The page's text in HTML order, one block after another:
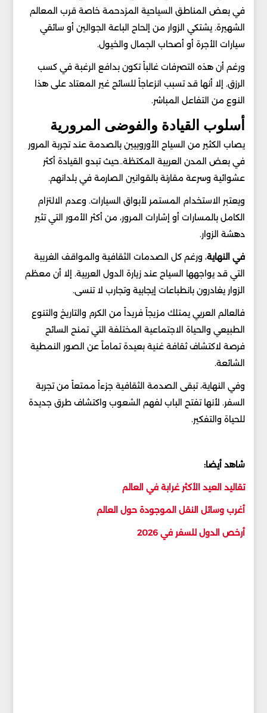
في بعض المناطق السياحية المزدحمة خاصة قرب المعالم
الشهيرة. يشتكي الزوار من إلحاح الباعة الجوالين أو سائقي
سيارات الأجرة أو أصحاب الجمال والخيول.
ورغم أن هذه التصرفات غالباً تكون بدافع الرغبة في كسب
الرزق. إلا أنها قد تسبب انزعاجاً للسائح غير المعتاد على هذا
النوع من التفاعل المباشر.
أسلوب القيادة والفوضى المرورية
يصاب الكثير من السياح الأوروبيين بالصدمة عند تجربة المرور
في بعض المدن العربية المكتظة..حيث تبدو القيادة أكثر
عشوائية وسرعة مقارنة بالقوانين الصارمة في بلدانهم.
ويعتبر الاستخدام المستمر لأبواق السيارات. وعدم الالتزام
الكامل بالمسارات أو إشارات المرور، من أكثر الأمور التي تثير
دهشة الزوار.
في النهاية، ورغم كل الصدمات الثقافية والمواقف الغريبة
التي قد يواجهها السياح عند زيارة الدول العربية. إلا أن معظم
الزوار يغادرون بانطباعات إيجابية وتجارب لا تنسى.
فالعالم العربي يمتلك مزيجاً فريداً من الكرم والتاريخ والتنوع
الطبيعي والحياة الاجتماعية المختلفة التي تمنح السائح
فرصة لاكتشاف ثقافة غنية بعيدة تماماً عن الصور النمطية
الشائعة.
وفي النهاية، تبقى الصدمة الثقافية جزءاً ممتعاً من تجربة
السفر. لأنها تفتح الباب لفهم الشعوب واكتشاف طرق جديدة
للحياة والتفكير.
شاهد أيضا:
تقاليد العيد الأكثر غرابة في العالم
أغرب وسائل النقل الموجودة حول العالم
أرخص الدول للسفر في 2026